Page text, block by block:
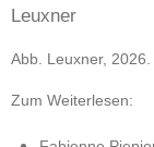
Leuxner
Abb. Leuxner, 2026.
Zum Weiterlesen: